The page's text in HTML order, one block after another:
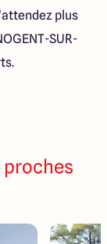
plus
SUR-